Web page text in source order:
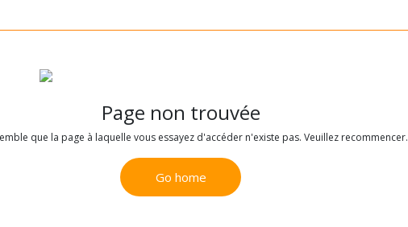
Page non trouvée
que la page à laquelle vous essayez d'accéder n'existe pas. Veuillez recommencer.
Go home